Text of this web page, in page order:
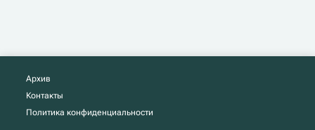
Архив
Контакты
Политика конфиденциальности